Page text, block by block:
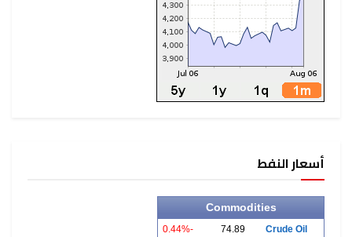
أسعار النفط
Commodities
Crude Oil
74.89
-0.44%